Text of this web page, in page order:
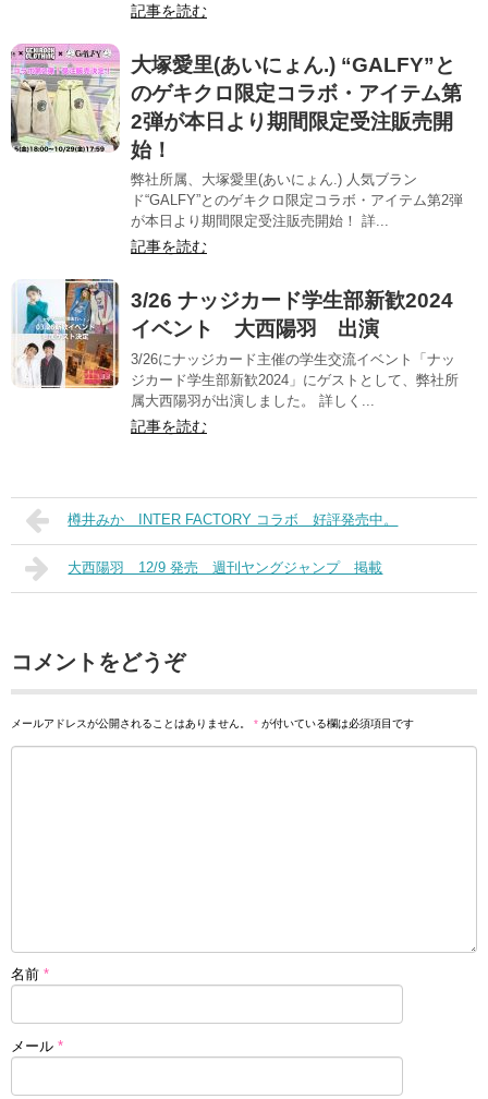
記事を読む
大塚愛里(あいにょん.) “GALFY”と
のゲキクロ限定コラボ・アイテム第
2弾が本日より期間限定受注販売開
始！
弊社所属、大塚愛里(あいにょん.) 人気ブラン
ド“GALFY”とのゲキクロ限定コラボ・アイテム第2弾
が本日より期間限定受注販売開始！ 詳...
記事を読む
3/26 ナッジカード学生部新歓2024
イベント 大西陽羽 出演
3/26にナッジカード主催の学生交流イベント「ナッ
ジカード学生部新歓2024」にゲストとして、弊社所
属大西陽羽が出演しました。 詳しく...
記事を読む
樽井みか INTER FACTORY コラボ 好評発売中。
大西陽羽 12/9 発売 週刊ヤングジャンプ 掲載
コメントをどうぞ
メールアドレスが公開されることはありません。 * が付いている欄は必須項目です
名前 *
メール *